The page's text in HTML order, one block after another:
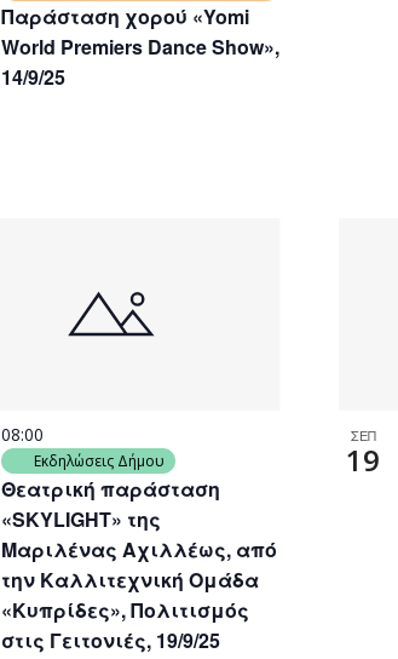
Παράσταση χορού «Yomi
World Premiers Dance Show»,
14/9/25
Θεατρική παράσταση
«SKYLIGHT» της
Μαριλένας Αχιλλέως, από
την Καλλιτεχνική Ομάδα
«Κυπρίδες», Πολιτισμός
στις Γειτονιές, 19/9/25
08:00
Εκδηλώσεις Δήμου
ΣΕΠ
19